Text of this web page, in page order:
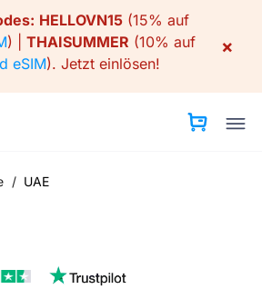
HELLOVN15(15% auf
) | THAISUMMER (10% auf
eSIM). Jetzt einlösen!
×
/ UAE